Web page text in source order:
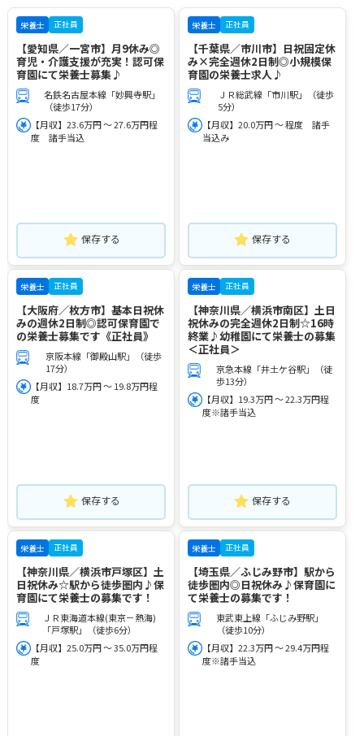
栄養士 正社員
【愛知県／一宮市】月9休み◎
育児・介護支援が充実！認可保
育園にて栄養士募集♪
名鉄名古屋本線「妙興寺駅」
（徒歩17分）
【月収】23.6万円 ～ 27.6万円程
度 諸手当込
保存する
栄養士 正社員
【千葉県／市川市】日祝固定休
み×完全週休2日制◎小規模保
育園の栄養士求人♪
ＪＲ総武線「市川駅」（徒歩
5分）
【月収】20.0万円 ～ 程度 諸手
当込み
保存する
栄養士 正社員
【大阪府／枚方市】基本日祝休
みの週休2日制◎認可保育園で
の栄養士募集です《正社員》
京阪本線「御殿山駅」（徒歩
17分）
【月収】18.7万円 ～ 19.8万円程
度
保存する
栄養士 正社員
【神奈川県／横浜市南区】土日
祝休みの完全週休2日制☆16時
終業♪幼稚園にて栄養士の募集
＜正社員＞
京急本線「井土ケ谷駅」（徒
歩13分）
【月収】19.3万円 ～ 22.3万円程
度※諸手当込
保存する
栄養士 正社員
【神奈川県／横浜市戸塚区】土
日祝休み☆駅から徒歩圏内♪保
育園にて栄養士の募集です！
ＪＲ東海道本線(東京－熱海)
「戸塚駅」（徒歩6分）
【月収】25.0万円 ～ 35.0万円程
度
栄養士 正社員
【埼玉県／ふじみ野市】駅から
徒歩圏内◎日祝休み♪保育園に
て栄養士の募集です！
東武東上線「ふじみ野駅」
（徒歩10分）
【月収】22.3万円 ～ 29.4万円程
度※諸手当込